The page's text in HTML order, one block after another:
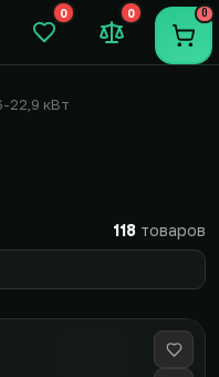
тема
0
Закладки (0)
0
Сравнение
0
22,9 кВт
118 товаров